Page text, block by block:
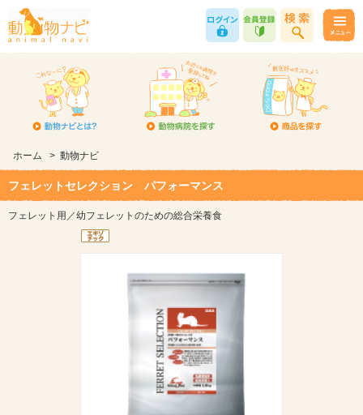
ホーム > 動物ナビ
フェレットセレクション パフォーマンス
フェレット用／幼フェレットのための総合栄養食